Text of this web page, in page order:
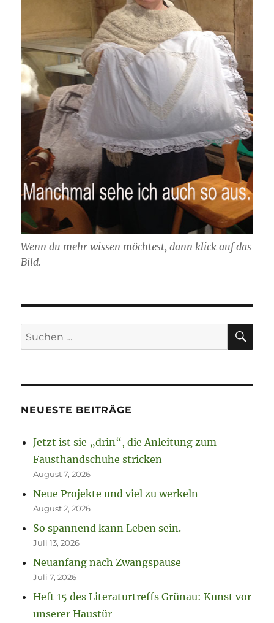
Wenn du mehr wissen möchtest, dann klick auf das
Bild.
Suchen
nach:
NEUESTE BEITRÄGE
Jetzt ist sie „drin“, die Anleitung zum
Fausthandschuhe stricken
August 7, 2026
Neue Projekte und viel zu werkeln
August 2, 2026
So spannend kann Leben sein.
Juli 13, 2026
Neuanfang nach Zwangspause
Juli 7, 2026
Heft 15 des Literaturtreffs Grünau: Kunst vor
unserer Haustür